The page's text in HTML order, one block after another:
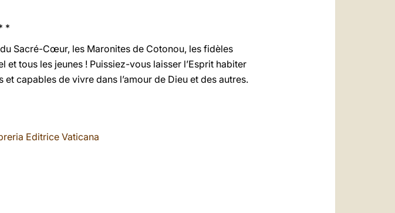
*
Sacré-Cœur, les Maronites de Cotonou, les fidèles
et tous les jeunes ! Puissiez-vous laisser l’Esprit habiter
capables de vivre dans l’amour de Dieu et des autres.
Editrice Vaticana